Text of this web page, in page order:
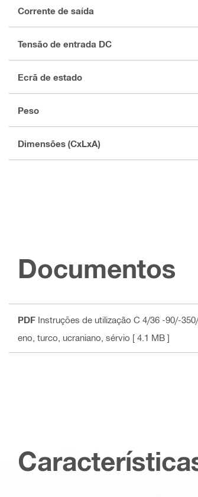
Corrente de saída
Tensão de entrada DC
Ecrã de estado
Peso
Dimensões (CxLxA)
Documentos
PDF Instruções de utilização C 4/36 -90/-
eno, turco, ucraniano, sérvio [ 4.1 MB ]